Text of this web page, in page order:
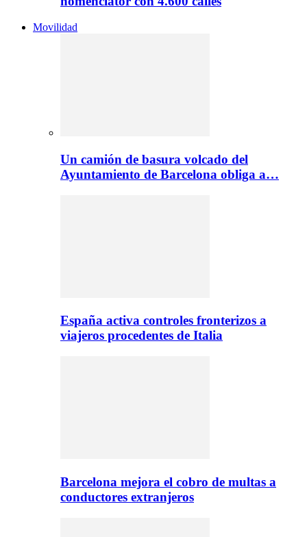
Movilidad
Un camión de basura volcado del
Ayuntamiento de Barcelona obliga a…
España activa controles fronterizos a
viajeros procedentes de Italia
Barcelona mejora el cobro de multas a
conductores extranjeros